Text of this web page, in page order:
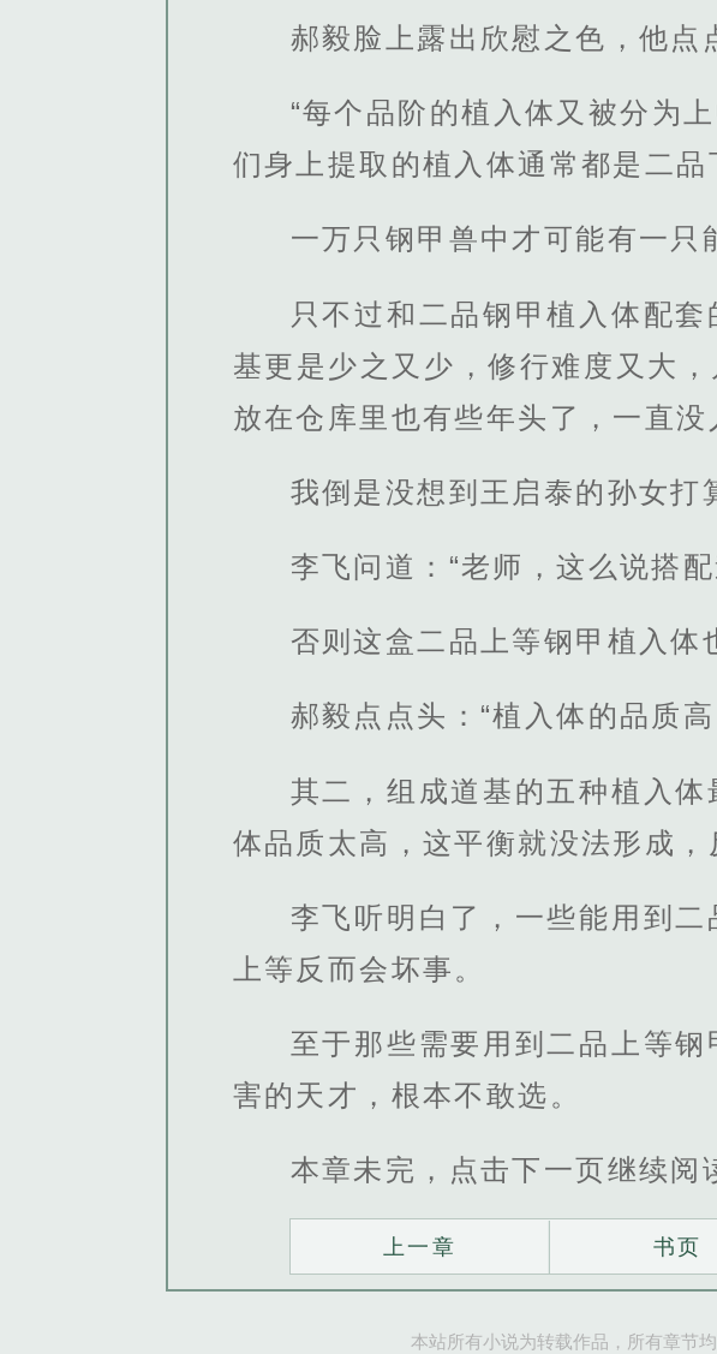
郝毅脸上露出欣慰之色，他点
“每个品阶的植入体又被分为
们身上提取的植入体通常都是二品
一万只钢甲兽中才可能有一只
只不过和二品钢甲植入体配
基更是少之又少，修行难度又大
放在仓库里也有些年头了，一直没
我倒是没想到王启泰的孙女打
李飞问道：“老师，这么说搭
否则这盒二品上等钢甲植入体
郝毅点点头：“植入体的品质
其二，组成道基的五种植入
体品质太高，这平衡就没法形成，
李飞听明白了，一些能用到
上等反而会坏事。
至于那些需要用到二品上等
害的天才，根本不敢选。
本章未完，点击下一页继续阅
上一章 书页
本站所有小说为转载作品，所有章节